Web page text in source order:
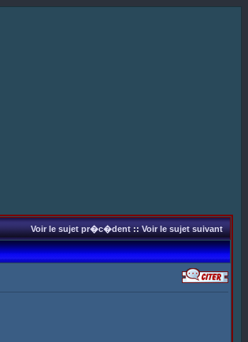
Voir le sujet pr�c�dent::Voir le sujet suivant